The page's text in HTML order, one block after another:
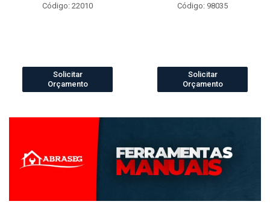
Código: 22010
Solicitar
Orçamento
Código: 98035
Solicitar
Orçamento